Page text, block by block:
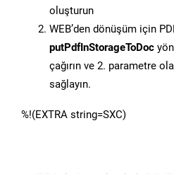
oluşturun
WEB’den dönüşüm için
putPdfInStorageToDoc
çağırın ve 2. parametre
sağlayın.
%!(EXTRA string=SXC)